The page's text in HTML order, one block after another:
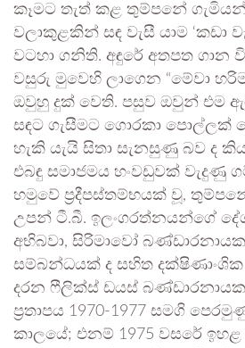
කෑමට තැත් කළ තුම්පනේ
වලාකුළකින් සඳ වැසී යාම ‘කඩා
වටහා ගනිති. අඳුරේ අතපත ගාන
වසුරු මුවෙහි ලාගෙන “මේවා
ඔවුහු දුක් වෙති. පසුව ඔවුන් එම
සඳට ගැසීමට ගොරකා පොල්ලක්
හැකි යැයි සිතා සැනසුණු බව ද
එබඳු සමාජමය හංවඩුවක් වැදුණු
හමුවේ ප්‍රදීපස්තම්භයක් වූ,
උපන් ටී.බී. ඉලංගරත්නයන්ගේ
අභිබවා, සිරිමාවෝ
සම්බන්ධයක් ද සහිත දක්ෂිණාංශික
දරන ෆීලික්ස් ඩයස්
ප්‍රතාපය 1970-1977 සමගි
කාලයේ; එනම් 1975 වසරේ ඉහළ